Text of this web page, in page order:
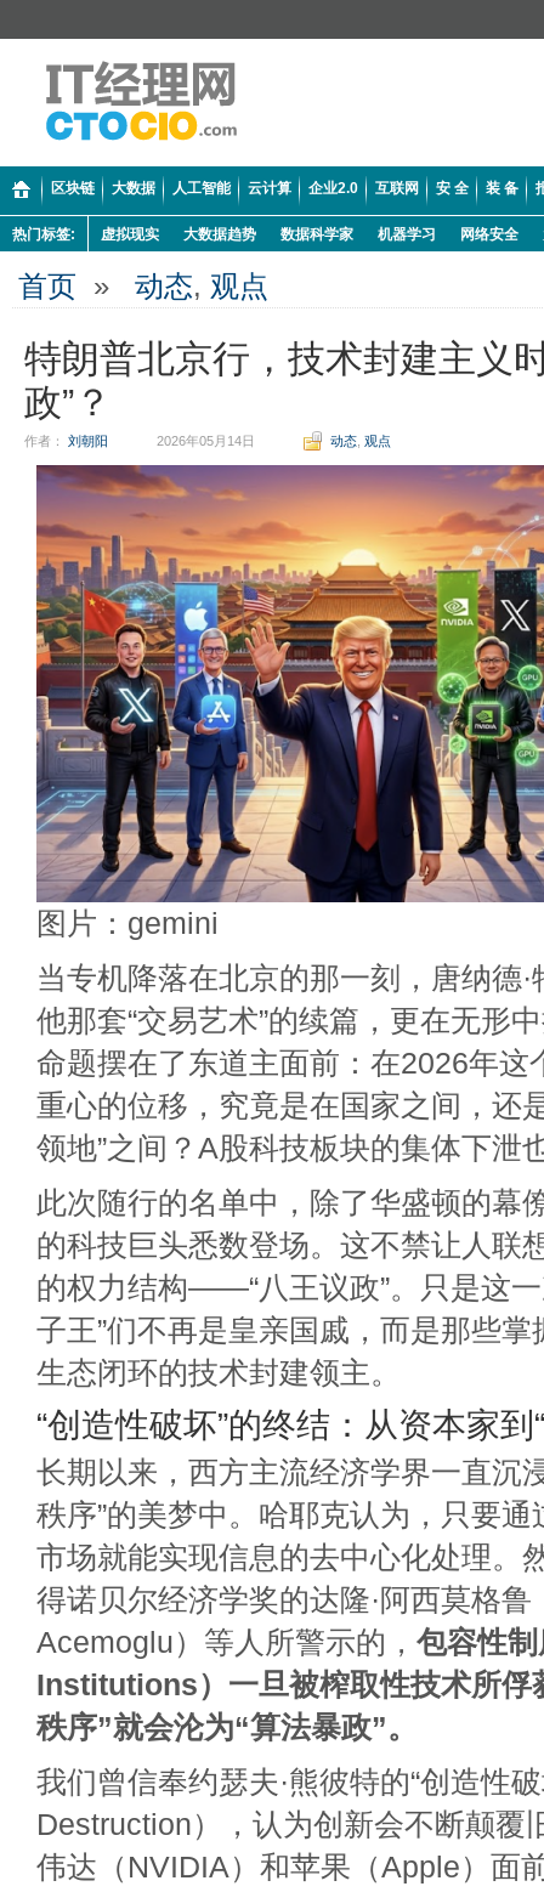
区块链 大数据 人工智能 云计算 企业2.0 互联网 安 全 装 备
热门标签: 虚拟现实 大数据趋势 数据科学家 机器学习 网络安全
首页 » 动态, 观点
特朗普北京行，技术封建主义
政”？
作者： 刘朝阳 2026年05月14日 动态 观点
图片：gemini
当专机降落在北京的那一刻，唐纳德
他那套“交易艺术”的续篇，更在无形
命题摆在了东道主面前：在2026年这
重心的位移，究竟是在国家之间，还
领地”之间？A股科技板块的集体下泄
此次随行的名单中，除了华盛顿的幕
的科技巨头悉数登场。这不禁让人联
的权力结构——“八王议政”。只是这
子王”们不再是皇亲国戚，而是那些
生态闭环的技术封建领主。
“创造性破坏”的终结：从资本家到
长期以来，西方主流经济学界一直沉
秩序”的美梦中。哈耶克认为，只要
市场就能实现信息的去中心化处理。
得诺贝尔经济学奖的达隆·阿西莫格鲁
Acemoglu）等人所警示的， 包容性
Institutions）一旦被榨取性技术所俘
秩序”就会沦为“算法暴政”。
我们曾信奉约瑟夫·熊彼特的“创造性
Destruction），认为创新会不断颠覆
伟达（NVIDIA）和苹果（Apple）面